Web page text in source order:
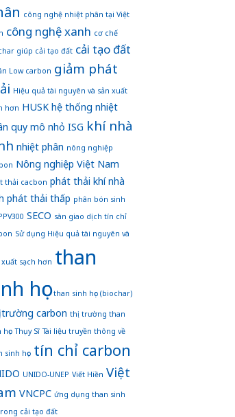
công nghệ nhiệt phân tại Việt
công nghệ xanh cơ chế
giúp cải tạo đất cải tạo đất
Low carbon giảm phát
Hiệu quả tài nguyên và sản xuất
hơn HUSK hệ thống nhiệt
quy mô nhỏ ISG khí nhà
nhiệt phân nông nghiệp
Nông nghiệp Việt Nam
thải cacbon phát thải khí nhà
phát thải thấp phân bón sinh
SECO sàn giao dịch tín chỉ
Sử dụng Hiệu quả tài nguyên và
xuất sạch hơn than
học than sinh học (biochar)
trường carbon thị trường than
Thụy Sĩ Tài liệu truyền thông về
sinh học tín chỉ carbon
UNIDO-UNEP Viết Hiền Việt
VNCPC ứng dụng than sinh
trong cải tạo đất